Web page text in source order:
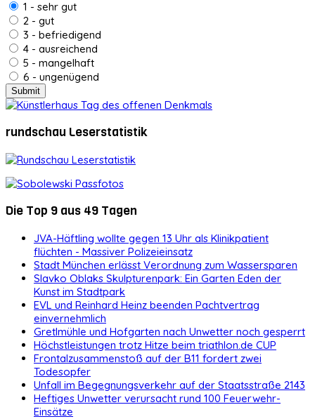
1 - sehr gut
2 - gut
3 - befriedigend
4 - ausreichend
5 - mangelhaft
6 - ungenügend
rundschau Leserstatistik
Die Top 9 aus 49 Tagen
JVA-Häftling wollte gegen 13 Uhr als Klinikpatient
flüchten - Massiver Polizeieinsatz
Stadt München erlässt Verordnung zum Wassersparen
Slavko Oblaks Skulpturenpark: Ein Garten Eden der
Kunst im Stadtpark
EVL und Reinhard Heinz beenden Pachtvertrag
einvernehmlich
Gretlmühle und Hofgarten nach Unwetter noch gesperrt
Höchstleistungen trotz Hitze beim triathlon.de CUP
Frontalzusammenstoß auf der B11 fordert zwei
Todesopfer
Unfall im Begegnungsverkehr auf der Staatsstraße 2143
Heftiges Unwetter verursacht rund 100 Feuerwehr-
Einsätze